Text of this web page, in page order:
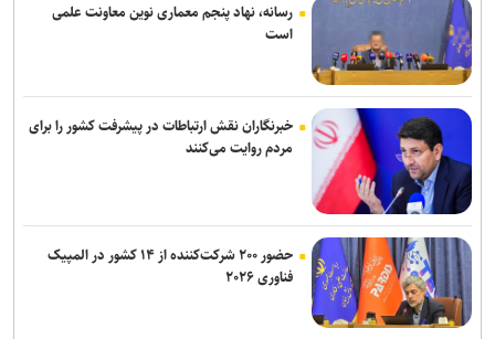
رسانه، نهاد پنجم معماری نوین معاونت علمی
است
خبرنگاران نقش ارتباطات در پیشرفت کشور را برای
مردم روایت می‌کنند
حضور ۲۰۰ شرکت‌کننده از ۱۴ کشور در المپیک
فناوری ۲۰۲۶